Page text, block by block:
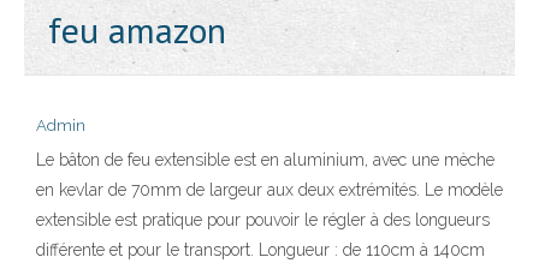
feu amazon
Admin
Le bâton de feu extensible est en aluminium, avec une mèche
en kevlar de 70mm de largeur aux deux extrémités. Le modèle
extensible est pratique pour pouvoir le régler à des longueurs
différente et pour le transport. Longueur : de 110cm à 140cm